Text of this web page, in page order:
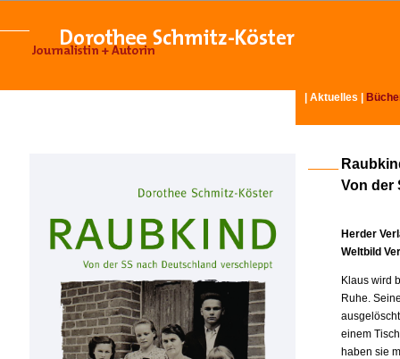
Aktuelles
Von der
Herder
Weltbild
Klaus wird
Ruhe.
einem
haben sie